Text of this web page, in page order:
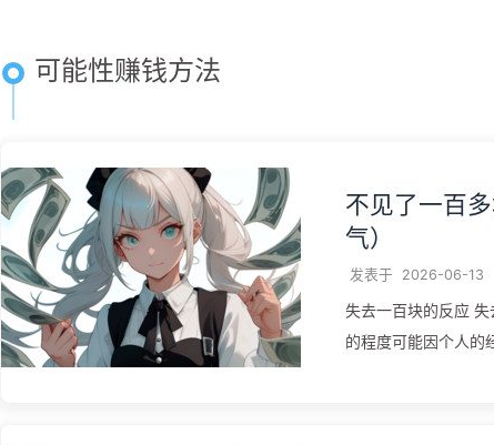
可能性赚钱方法
不见了一百
气）
发表于 2026-06-13
失去一百块的反应
的程度可能因个人的